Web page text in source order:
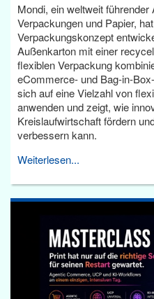
Mondi, ein weltweit
Verpackungen und Papier,
Verpackungskonzept
Außenkarton mit einer
flexiblen Verpackung
eCommerce- und Bag-in-
sich auf eine Vielzahl von
anwenden und zeigt, wie
Kreislaufwirtschaft fördern
verbessern kann.
Weiterlesen...